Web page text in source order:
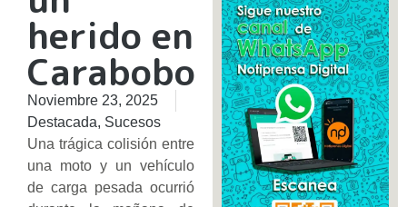
herido en
Carabobo
Noviembre 23, 2025
Destacada, Sucesos
Una trágica colisión entre
una moto y un vehículo
de carga pesada ocurrió